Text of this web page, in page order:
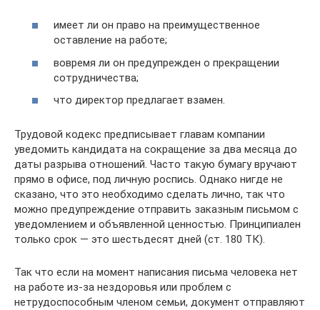
имеет ли он право на преимущественное
оставление на работе;
вовремя ли он предупрежден о прекращении
сотрудничества;
что директор предлагает взамен.
Трудовой кодекс предписывает главам компании
уведомить кандидата на сокращение за два месяца до
даты разрыва отношений. Часто такую бумагу вручают
прямо в офисе, под личную роспись. Однако нигде не
сказано, что это необходимо сделать лично, так что
можно предупреждение отправить заказным письмом с
уведомлением и объявленной ценностью. Принципиален
только срок — это шестьдесят дней (ст. 180 ТК).
Так что если на момент написания письма человека нет
на работе из-за нездоровья или проблем с
нетрудоспособным членом семьи, документ отправляют